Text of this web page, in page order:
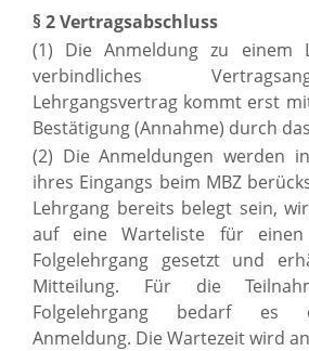
§ 2 Vertragsabschluss
(1) Die Anmeldung zu einem
verbindliches
Lehrgangsvertrag kommt erst
Bestätigung (Annahme) durch
(2) Die Anmeldungen werden
ihres Eingangs beim MBZ
Lehrgang bereits belegt sein,
auf eine Warteliste für einen
Folgelehrgang gesetzt und
Mitteilung. Für die
Folgelehrgang bedarf es
Anmeldung. Die Wartezeit wird